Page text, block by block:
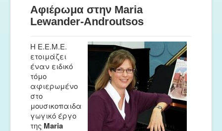
Δωρεάν Υλικό
Εκδόσεις
Ενημέρωση
Συνέδρια
Θερινή συνάντηση
Μουσικές Ομάδες
Ευτέρπη
Musapps
Αφιέρωμα στην Maria
Lewander-Androutsos
Η Ε.Ε.Μ.Ε.
ετοιμάζει
έναν ειδικό
τόμο
αφιερωμένο
στο
μουσικοπαιδα
γωγικό έργο
της Maria